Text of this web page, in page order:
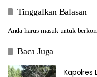
Tinggalkan Balasan
Anda harus masuk untuk
Baca Juga
Kapolres